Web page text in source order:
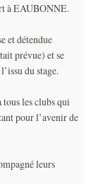
à EAUBONNE.
et détendue
prévue) et se
du stage.
les clubs qui
pour l’avenir de
leurs